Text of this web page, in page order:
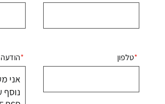
טלפון הודעה